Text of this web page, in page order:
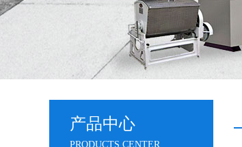
产品中心
PRODUCTS CENTER